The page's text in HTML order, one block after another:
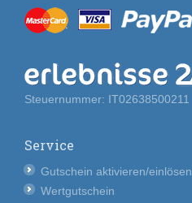
Steuernummer: IT02638500211
Service
Gutschein aktivieren/einlösen
Wertgutschein